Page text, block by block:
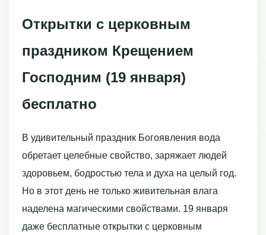
Открытки с церковным
праздником Крещением
Господним (19 января)
бесплатно
В удивительный праздник Богоявления вода
обретает целебные свойство, заряжает людей
здоровьем, бодростью тела и духа на целый год.
Но в этот день не только живительная влага
наделена магическими свойствами. 19 января
даже бесплатные открытки с церковным